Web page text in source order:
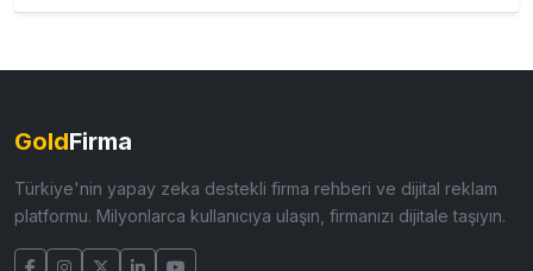
GoldFirma
Türkiye'nin yapay zeka destekli firma rehberi ve dijital reklam
platformu. Milyonlarca kullanıcıya ulaşın, firmanızı dijitale taşıyın.